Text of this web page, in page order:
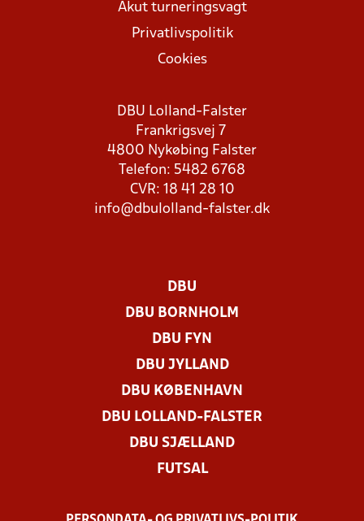
Akut turneringsvagt
Privatlivspolitik
Cookies
DBU Lolland-Falster
Frankrigsvej 7
4800 Nykøbing Falster
Telefon: 5482 6768
CVR: 18 41 28 10
info@dbulolland-falster.dk
DBU
DBU BORNHOLM
DBU FYN
DBU JYLLAND
DBU KØBENHAVN
DBU LOLLAND-FALSTER
DBU SJÆLLAND
FUTSAL